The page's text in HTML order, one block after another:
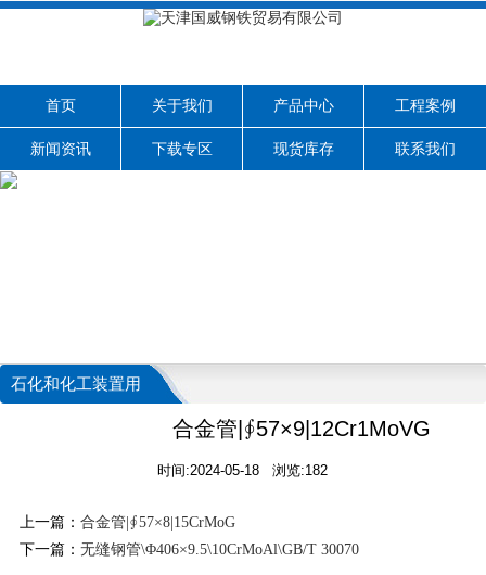
首页 关于我们 产品中心 工程案例
新闻资讯 下载专区 现货库存 联系我们
石化和化工装置用
合金管|∮57×9|12Cr1MoVG
时间:2024-05-18 浏览:182
上一篇： 合金管|∮57×8|15CrMoG
下一篇： 无缝钢管\Φ406×9.5\10CrMoAl\GB/T 30070